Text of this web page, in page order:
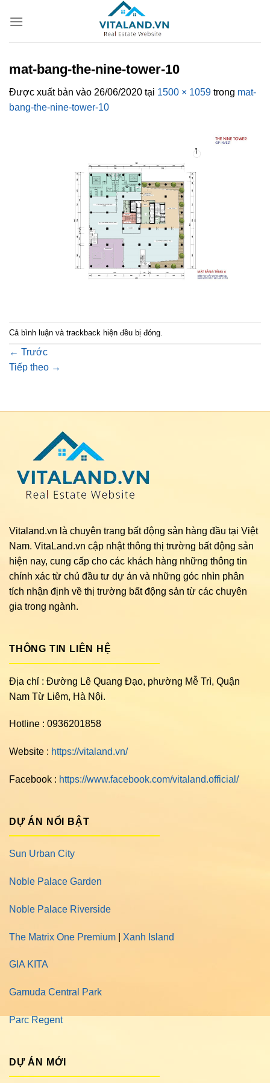
qua
mat-bang-the-nine-tower-10
Được xuất bản vào 26/06/2020 tại 1500 × 1059 trong mat-
bang-the-nine-tower-10
Cả bình luận và trackback hiện đều bị đóng.
← Trước
Tiếp theo →
Vitaland.vn là chuyên trang bất động sản hàng đầu tại Việt
Nam. VitaLand.vn cập nhật thông thị trường bất động sản
hiện nay, cung cấp cho các khách hàng những thông tin
chính xác từ chủ đầu tư dự án và những góc nhìn phân
tích nhận định về thị trường bất động sản từ các chuyên
gia trong ngành.
THÔNG TIN LIÊN HỆ
Địa chỉ : Đường Lê Quang Đạo, phường Mễ Trì, Quận
Nam Từ Liêm, Hà Nội.
Hotline : 0936201858
Website : https://vitaland.vn/
Facebook : https://www.facebook.com/vitaland.official/
DỰ ÁN NỔI BẬT
Sun Urban City
Noble Palace Garden
Noble Palace Riverside
The Matrix One Premium Xanh Island
GIA KITA
Gamuda Central Park
Parc Regent
DỰ ÁN MỚI